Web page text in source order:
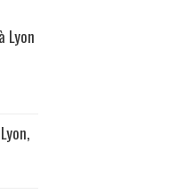
Lyon